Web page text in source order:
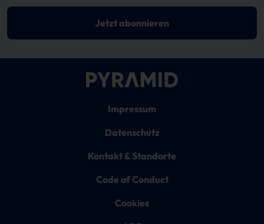
Jetzt abonnieren
Impressum
Datenschutz
Kontakt & Standorte
Code of Conduct
Cookies